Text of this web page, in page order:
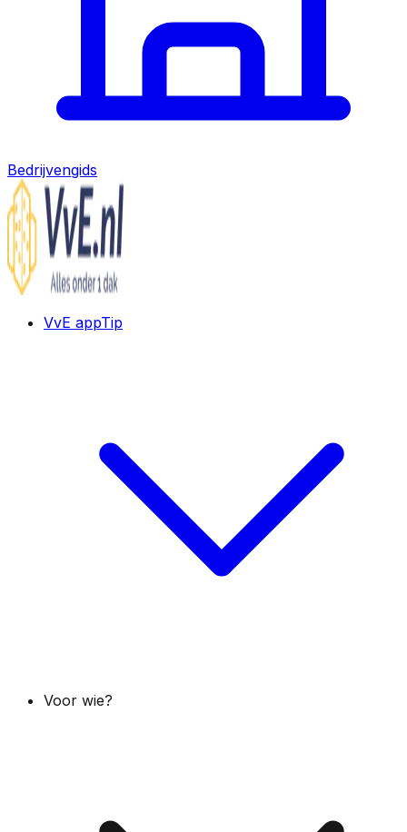
Bedrijvengids
VvE appTip
Voor wie?